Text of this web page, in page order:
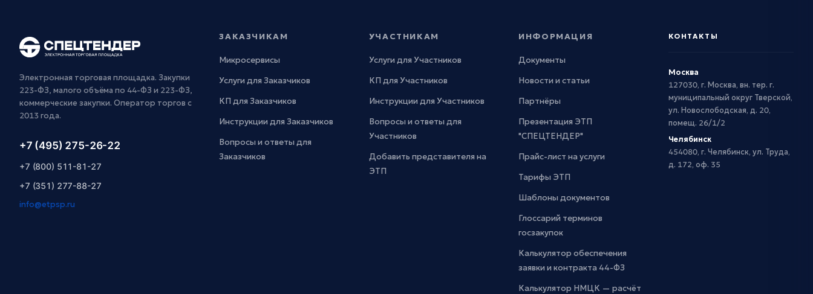
Электронная торговая площадка. Закупки
223-ФЗ, малого объёма по 44-ФЗ и 223-ФЗ,
коммерческие закупки. Оператор торгов с
2013 года.
+7 (495) 275-26-22
+7 (800) 511-81-27
+7 (351) 277-88-27
info@etpsp.ru
ЗАКАЗЧИКАМ
Микросервисы
Услуги для Заказчиков
КП для Заказчиков
Инструкции для Заказчиков
Вопросы и ответы для
Заказчиков
УЧАСТНИКАМ
Услуги для Участников
КП для Участников
Инструкции для Участников
Вопросы и ответы для
Участников
Добавить представителя на
ЭТП
ИНФОРМАЦИЯ
Документы
Новости и статьи
Партнёры
Презентация ЭТП
"СПЕЦТЕНДЕР"
Прайс-лист на услуги
Тарифы ЭТП
Шаблоны документов
Глоссарий терминов
госзакупок
Калькулятор обеспечения
заявки и контракта 44-ФЗ
Калькулятор НМЦК — расчёт
КОНТАКТЫ
Москва
127030, г. Москва, вн. тер. г.
муниципальный округ Тверской,
ул. Новослободская, д. 20,
помещ. 26/1/2
Челябинск
454080, г. Челябинск, ул. Труда,
д. 172, оф. 35